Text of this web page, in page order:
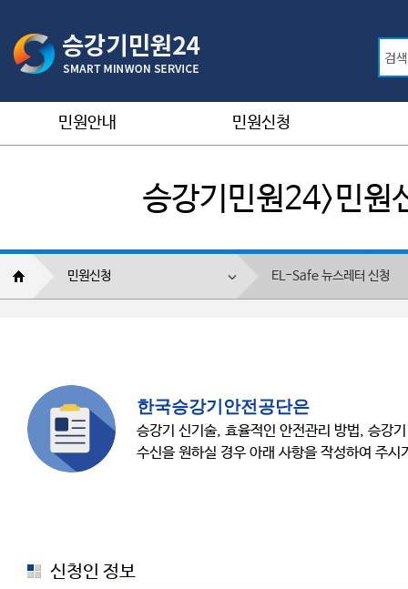
민원안내 민원신청
승강기민원24>민원
민원신청 EL-Safe 뉴스레터 신청
한국승강기안전공단은
승강기 신기술, 효율적인 안전관리 방법, 승강
수신을 원하실 경우 아래 사항을 작성하여 주시
신청인 정보